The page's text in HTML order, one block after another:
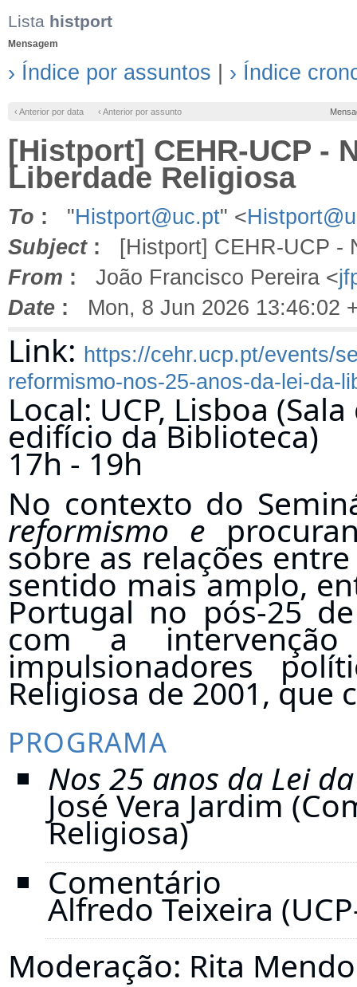
Lista histport
Mensagem
› Índice por assuntos › Índice
‹ Anterior por data ‹ Anterior por assunto
[Histport] CEHR-UCP -
Liberdade Religiosa
To : "Histport@uc.pt" <
Subject: [Histport] CEHR-UCP -
From : João Francisco Pereira <
Date : Mon, 8 Jun 2026 13:46:02
Link: https://cehr.ucp.pt/events/
reformismo-nos-25-anos-da-lei-da-
Local: UCP, Lisboa
edifício da Biblioteca)
17h - 19h
No contexto do
reformismo e
sobre as relações
sentido mais amplo,
Portugal no pós-25
com a
impulsionadores
Religiosa de 2001, que
PROGRAMA
Nos 25 anos da Lei
José Vera Jardim
Religiosa)
Comentário
Alfredo Teixeira
Moderação: Rita